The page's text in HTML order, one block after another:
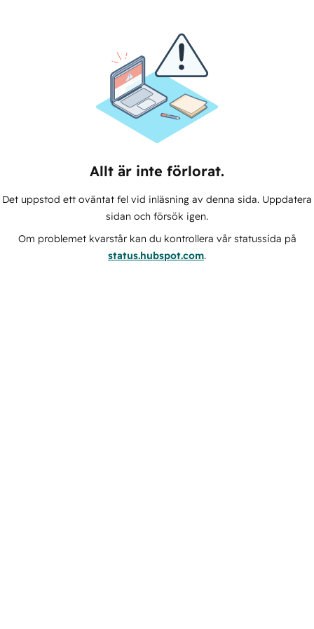
Allt är inte förlorat.
Det uppstod ett oväntat fel vid inläsning av denna sida. Uppdatera
sidan och försök igen.
Om problemet kvarstår kan du kontrollera vår statussida på
status.hubspot.com.